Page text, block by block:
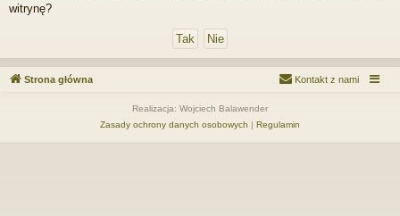
witrynę?
Strona główna Kontakt z nami
Realizacja: Wojciech Balawender
Zasady ochrony danych osobowych | Regulamin